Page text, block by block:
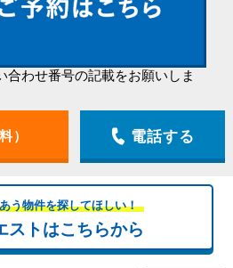
わせ番号の記載をお願いしま
電話する
う物件を探してほしい！
ストはこちらから